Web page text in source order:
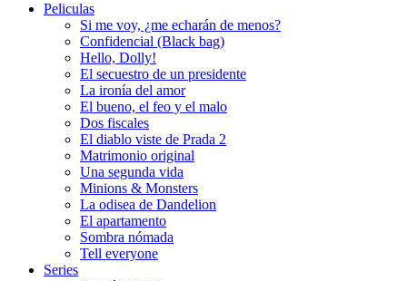
Peliculas
Si me voy, ¿me echarán de menos?
Confidencial (Black bag)
Hello, Dolly!
El secuestro de un presidente
La ironía del amor
El bueno, el feo y el malo
Dos fiscales
El diablo viste de Prada 2
Matrimonio original
Una segunda vida
Minions & Monsters
La odisea de Dandelion
El apartamento
Sombra nómada
Tell everyone
Series